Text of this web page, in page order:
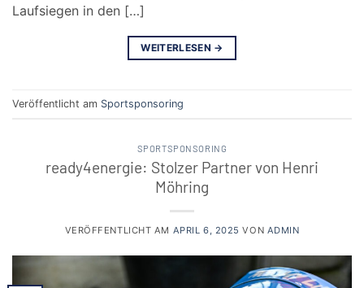
Laufsiegen in den […]
WEITERLESEN →
Veröffentlicht am Sportsponsoring
SPORTSPONSORING
ready4energie: Stolzer Partner von Henri
Möhring
VERÖFFENTLICHT AM APRIL 6, 2025 VON ADMIN